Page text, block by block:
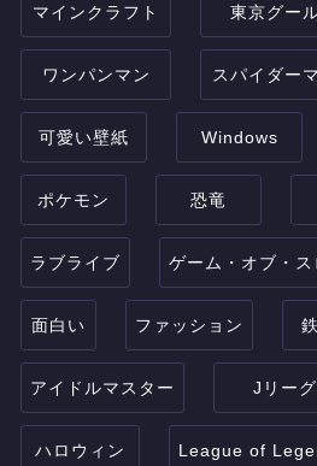
マインクラフト 東京グー
ワンパンマン スパイダー
可愛い壁紙 Windows
ポケモン 恐竜
ラブライブ ゲーム・オブ・
面白い ファッション
アイドルマスター Jリーグ
ハロウィン League of